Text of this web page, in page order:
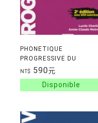
PHONETIQUE
PROGRESSIVE DU
FRANCAIS
INTERMEDIAIRE (A2-B2)
2E EDITION CORRIGES 解
NT$ 590元